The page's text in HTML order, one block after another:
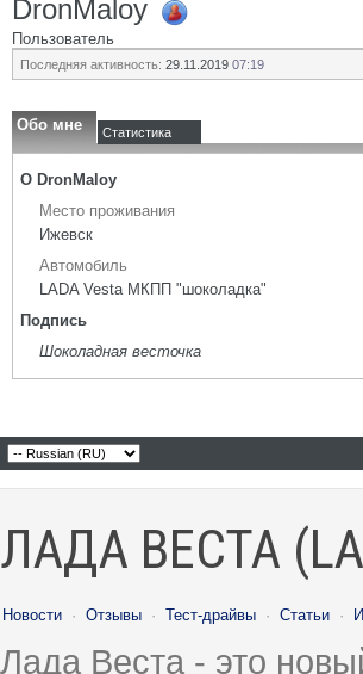
DronMaloy
Пользователь
Последняя активность: 29.11.2019 07:19
Обо мне Статистика
О DronMaloy
Место проживания
Ижевск
Автомобиль
LADA Vesta МКПП "шоколадка"
Подпись
Шоколадная весточка
ЛАДА ВЕСТА
Новости · Отзывы · Тест-драйвы · Статьи ·
Лада Веста - это